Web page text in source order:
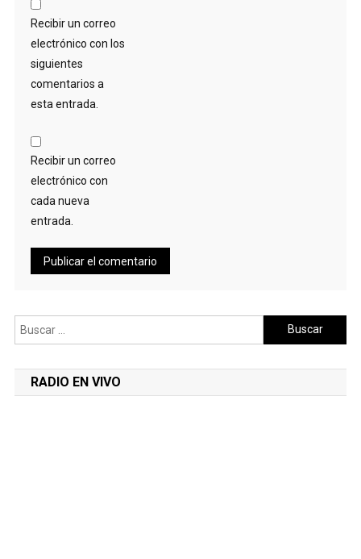
Recibir un correo
electrónico con los
siguientes
comentarios a
esta entrada.
Recibir un correo
electrónico con
cada nueva
entrada.
Buscar:
RADIO EN VIVO